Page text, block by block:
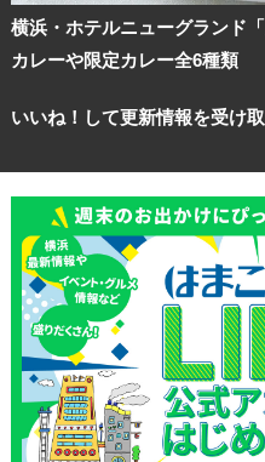
横浜・ホテルニューグランド
カレーや限定カレー全6種類
いいね！して更新情報を受け取